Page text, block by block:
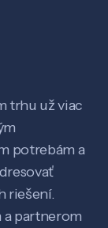
trhu už viac
potrebám a
riešení.
a partnerom